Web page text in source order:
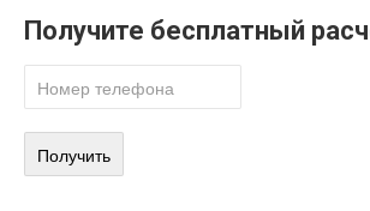
Получите бесплатный